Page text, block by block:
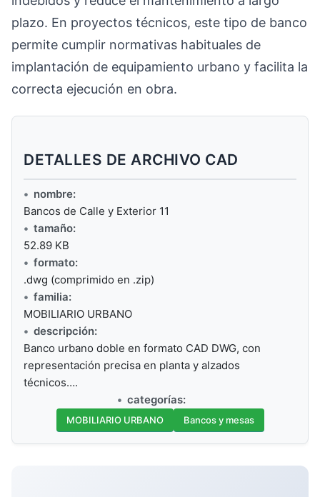
plazo. En proyectos técnicos, este tipo de banco
permite cumplir normativas habituales de
implantación de equipamiento urbano y facilita la
correcta ejecución en obra.
DETALLES DE ARCHIVO CAD
nombre:
Bancos de Calle y Exterior 11
tamaño:
52.89 KB
formato:
.dwg (comprimido en .zip)
familia:
MOBILIARIO URBANO
descripción:
Banco urbano doble en formato CAD DWG, con
representación precisa en planta y alzados
técnicos….
categorías:
MOBILIARIO URBANO Bancos y mesas